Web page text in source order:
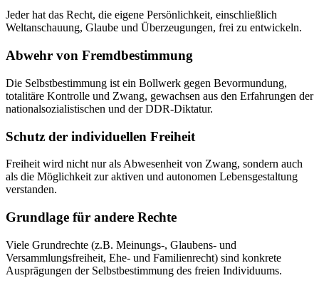
Jeder hat das Recht, die eigene Persönlichkeit, einschließlich
Weltanschauung, Glaube und Überzeugungen, frei zu entwickeln.
Abwehr von Fremdbestimmung
Die Selbstbestimmung ist ein Bollwerk gegen Bevormundung,
totalitäre Kontrolle und Zwang, gewachsen aus den Erfahrungen der
nationalsozialistischen und der DDR-Diktatur.
Schutz der individuellen Freiheit
Freiheit wird nicht nur als Abwesenheit von Zwang, sondern auch
als die Möglichkeit zur aktiven und autonomen Lebensgestaltung
verstanden.
Grundlage für andere Rechte
Viele Grundrechte (z.B. Meinungs-, Glaubens- und
Versammlungsfreiheit, Ehe- und Familienrecht) sind konkrete
Ausprägungen der Selbstbestimmung des freien Individuums.